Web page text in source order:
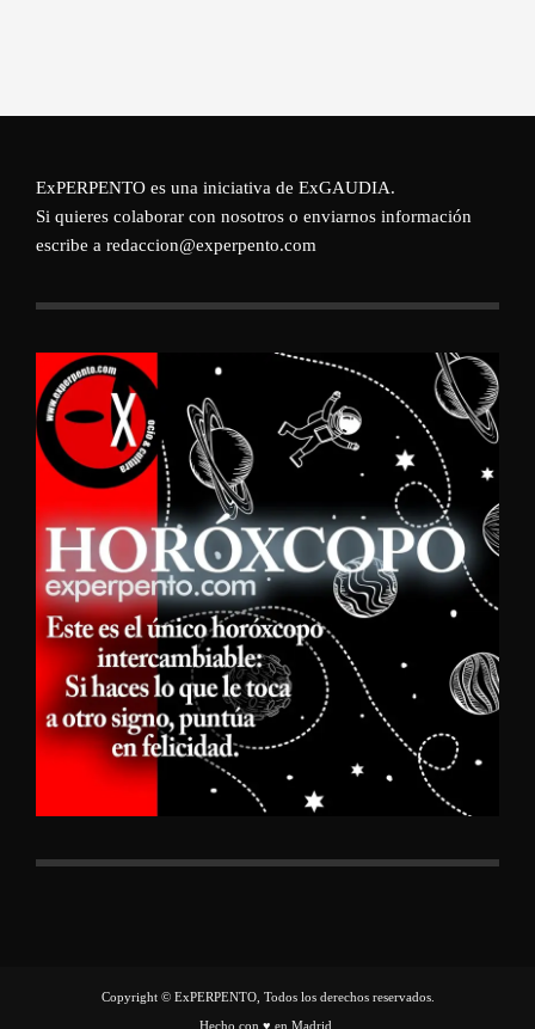
ExPERPENTO es una iniciativa de ExGAUDIA.
Si quieres colaborar con nosotros o enviarnos información
escribe a redaccion@experpento.com
Copyright © ExPERPENTO, Todos los derechos reservados.
Hecho con ♥ en Madrid.